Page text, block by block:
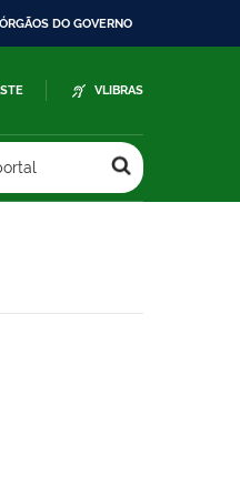
ÓRGÃOS DO GOVERNO
VLIBRAS